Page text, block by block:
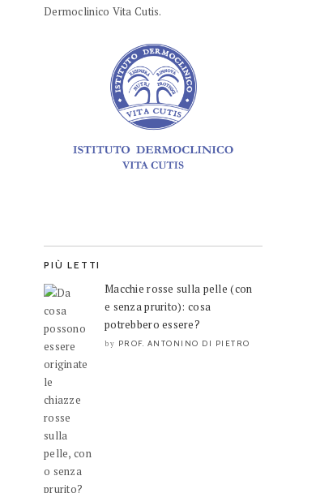
Dermoclinico Vita Cutis.
PIÙ LETTI
Macchie rosse sulla pelle (con
e senza prurito): cosa
potrebbero essere?
by PROF. ANTONINO DI PIETRO